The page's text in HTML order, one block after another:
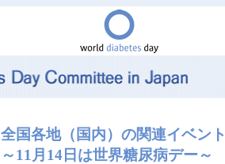
全国各地（国内）の関連イベント
～11月14日は世界糖尿病デー～